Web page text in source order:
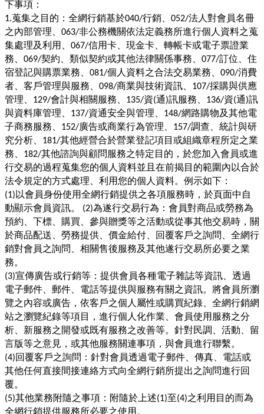
下事項：
1.蒐集之目的：全網行銷基於040/行銷、 052/法人對會員名冊
之內部管理、
063/非公務機關依法定義務所進行個人資料之蒐
集處理及利用、
067/信用卡、現金卡、轉帳卡或電子票證業
務、
069/契約、類似契約或其他法律關係事務、 077/訂位、住
宿登記與購票業務、
081/個人資料之合法交易業務、 090/消費
者、客戶管理與服務、
098/商業與技術資訊、 107/採購與供應
管理、
129/會計與相關服務、 135/資(通)訊服務、 136/資(通)訊
與資料庫管理、
137/資通安全與管理、 148/網路購物及其他電
子商務服務、
152/廣告或商業行為管理、 157/調查、統計與研
究分析、
181/其他經營合於營業登記項目或組織章程所定之業
務、
182/其他諮詢與顧問服務之特定目的，於您加入會員或進
行交易的過程蒐集您的個人資料並且在前揭目的範圍內以合於
法令規定的方式處理、利用您的個人資料。例示如下：
(1)以會員身份使用全網行銷提供之各項服務時，於頁面中自
動顯示會員資訊。
(2)為遂行交易行為：會員對商品或勞務為
預約、下標、購買、參與贈獎等之活動或從事其他交易時，關
於商品配送、勞務提供、價金給付、回覆客戶之詢問、全網行
銷對會員之詢問、相關售後服務及其他遂行交易所必要之業
務。
(3)宣傳廣告或行銷等：提供會員各種電子雜誌等資訊、透過
電子郵件、郵件、電話等提供與服務有關之資訊。將會員所瀏
覽之內容或廣告，依客戶之個人屬性或購買紀錄、全網行銷網
站之瀏覽紀錄等項目，進行個人化作業、會員使用服務之分
析、新服務之開發或既有服務之改善等。針對民調、活動、留
言版等之意見，或其他服務關連事項，與會員進行聯繫。
(4)回覆客戶之詢問：針對會員透過電子郵件、傳真、電話或
其他任何直接間接連絡方式向全網行銷所提出之詢問進行回
覆。
(5)其他業務附隨之事項：附隨於上述(1)至(4)之利用目的而為
全網行銷提供服務所必要之使用。